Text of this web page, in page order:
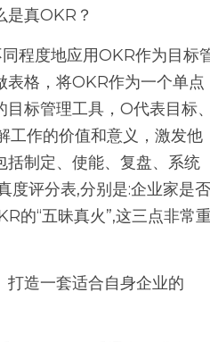
是真OKR？
格，将OKR作为一个单点
标管理工具，O代表目标、
工作的价值和意义，激发他
制定、使能、复盘、系统
度评分表,分别是:企业家是否
的“五昧真火”,这三点非常重
打造一套适合自身企业的